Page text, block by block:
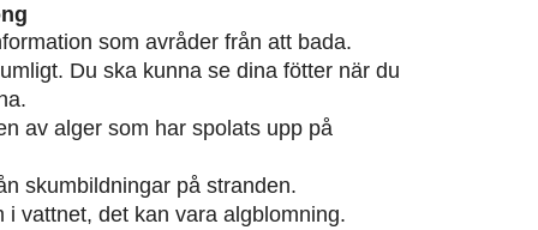
som avråder från att bada.
Du ska kunna se dina fötter när du
av alger som har spolats upp på
skumbildningar på stranden.
i vattnet, det kan vara algblomning.